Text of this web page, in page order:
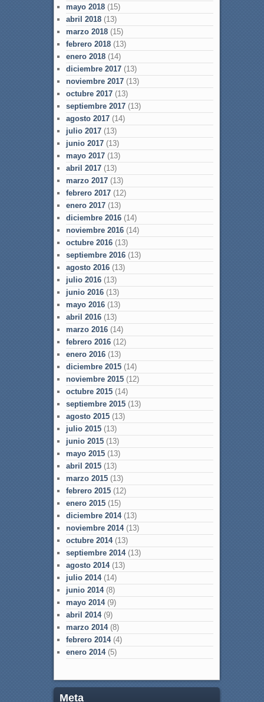
mayo 2018(15)
abril 2018(13)
marzo 2018(15)
febrero 2018(13)
enero 2018(14)
diciembre 2017(13)
noviembre 2017(13)
octubre 2017(13)
septiembre 2017(13)
agosto 2017(14)
julio 2017(13)
junio 2017(13)
mayo 2017(13)
abril 2017(13)
marzo 2017(13)
febrero 2017(12)
enero 2017(13)
diciembre 2016(14)
noviembre 2016(14)
octubre 2016(13)
septiembre 2016(13)
agosto 2016(13)
julio 2016(13)
junio 2016(13)
mayo 2016(13)
abril 2016(13)
marzo 2016(14)
febrero 2016(12)
enero 2016(13)
diciembre 2015(14)
noviembre 2015(12)
octubre 2015(14)
septiembre 2015(13)
agosto 2015(13)
julio 2015(13)
junio 2015(13)
mayo 2015(13)
abril 2015(13)
marzo 2015(13)
febrero 2015(12)
enero 2015(15)
diciembre 2014(13)
noviembre 2014(13)
octubre 2014(13)
septiembre 2014(13)
agosto 2014(13)
julio 2014(14)
junio 2014(8)
mayo 2014(9)
abril 2014(9)
marzo 2014(8)
febrero 2014(4)
enero 2014(5)
Meta